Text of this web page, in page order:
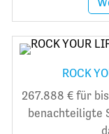
ROCK
267.888 € für
benachteiligte